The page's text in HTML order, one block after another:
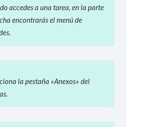
accedes a una tarea, en la parte
encontrarás el menú de
la pestaña «Anexos» del